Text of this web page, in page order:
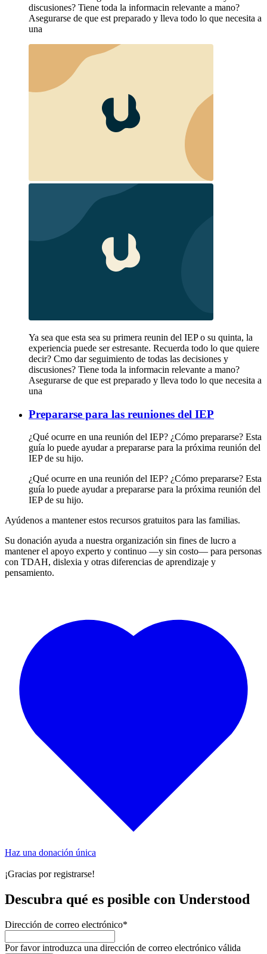
discusiones? Tiene toda la informacin relevante a mano?
Asegurarse de que est preparado y lleva todo lo que necesita a
una
Ya sea que esta sea su primera reunin del IEP o su quinta, la
experiencia puede ser estresante. Recuerda todo lo que quiere
decir? Cmo dar seguimiento de todas las decisiones y
discusiones? Tiene toda la informacin relevante a mano?
Asegurarse de que est preparado y lleva todo lo que necesita a
una
Prepararse para las reuniones del IEP
¿Qué ocurre en una reunión del IEP? ¿Cómo prepararse? Esta
guía lo puede ayudar a prepararse para la próxima reunión del
IEP de su hijo.
¿Qué ocurre en una reunión del IEP? ¿Cómo prepararse? Esta
guía lo puede ayudar a prepararse para la próxima reunión del
IEP de su hijo.
Ayúdenos a mantener estos recursos gratuitos para las familias.
Su donación ayuda a nuestra organización sin fines de lucro a
mantener el apoyo experto y continuo —y sin costo— para personas
con TDAH, dislexia y otras diferencias de aprendizaje y
pensamiento.
Haz una donación única
¡Gracias por registrarse!
Descubra qué es posible con Understood
Dirección de correo electrónico*
Por favor introduzca una dirección de correo electrónico válida